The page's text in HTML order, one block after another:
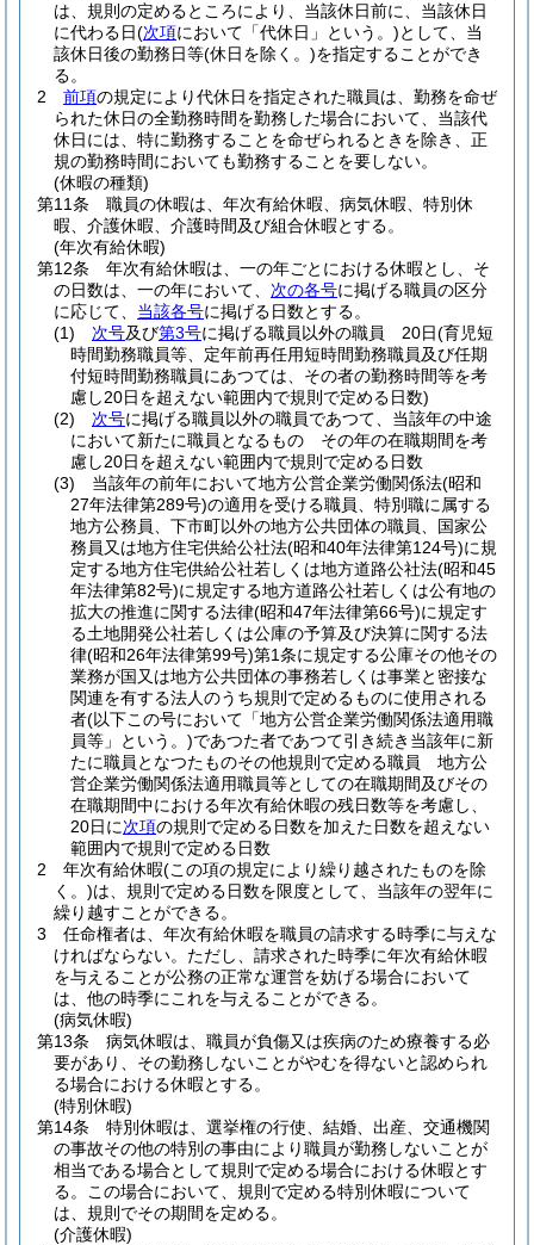
は、規則の定めるところにより、当該休日前に、当該休日
に代わる日(次項において「代休日」という。)として、当
該休日後の勤務日等(休日を除く。)を指定することができ
る。
2
前項の規定により代休日を指定された職員は、勤務を命ぜ
られた休日の全勤務時間を勤務した場合において、当該代
休日には、特に勤務することを命ぜられるときを除き、正
規の勤務時間においても勤務することを要しない。
(休暇の種類)
第11条
職員の休暇は、年次有給休暇、病気休暇、特別休
暇、介護休暇、介護時間及び組合休暇とする。
(年次有給休暇)
第12条
年次有給休暇は、一の年ごとにおける休暇とし、そ
の日数は、一の年において、 次の各号に掲げる職員の区分
に応じて、 当該各号に掲げる日数とする。
(1)
次号及び第3号に掲げる職員以外の職員 20日(育児短
時間勤務職員等、定年前再任用短時間勤務職員及び任期
付短時間勤務職員にあつては、その者の勤務時間等を考
慮し20日を超えない範囲内で規則で定める日数)
(2)
次号に掲げる職員以外の職員であつて、当該年の中途
において新たに職員となるもの その年の在職期間を考
慮し20日を超えない範囲内で規則で定める日数
(3)
当該年の前年において地方公営企業労働関係法(昭和
27年法律第289号)の適用を受ける職員、特別職に属する
地方公務員、下市町以外の地方公共団体の職員、国家公
務員又は地方住宅供給公社法(昭和40年法律第124号)に規
定する地方住宅供給公社若しくは地方道路公社法(昭和45
年法律第82号)に規定する地方道路公社若しくは公有地の
拡大の推進に関する法律(昭和47年法律第66号)に規定す
る土地開発公社若しくは公庫の予算及び決算に関する法
律(昭和26年法律第99号)第1条に規定する公庫その他その
業務が国又は地方公共団体の事務若しくは事業と密接な
関連を有する法人のうち規則で定めるものに使用される
者(以下この号において「地方公営企業労働関係法適用職
員等」という。)であつた者であつて引き続き当該年に新
たに職員となつたものその他規則で定める職員 地方公
営企業労働関係法適用職員等としての在職期間及びその
在職期間中における年次有給休暇の残日数等を考慮し、
20日に次項の規則で定める日数を加えた日数を超えない
範囲内で規則で定める日数
2
年次有給休暇(この項の規定により繰り越されたものを除
く。)は、規則で定める日数を限度として、当該年の翌年に
繰り越すことができる。
3
任命権者は、年次有給休暇を職員の請求する時季に与えな
ければならない。 ただし、請求された時季に年次有給休暇
を与えることが公務の正常な運営を妨げる場合において
は、他の時季にこれを与えることができる。
(病気休暇)
第13条
病気休暇は、職員が負傷又は疾病のため療養する必
要があり、その勤務しないことがやむを得ないと認められ
る場合における休暇とする。
(特別休暇)
第14条
特別休暇は、選挙権の行使、結婚、出産、交通機関
の事故その他の特別の事由により職員が勤務しないことが
相当である場合として規則で定める場合における休暇とす
る。
この場合において、規則で定める特別休暇について
は、規則でその期間を定める。
(介護休暇)